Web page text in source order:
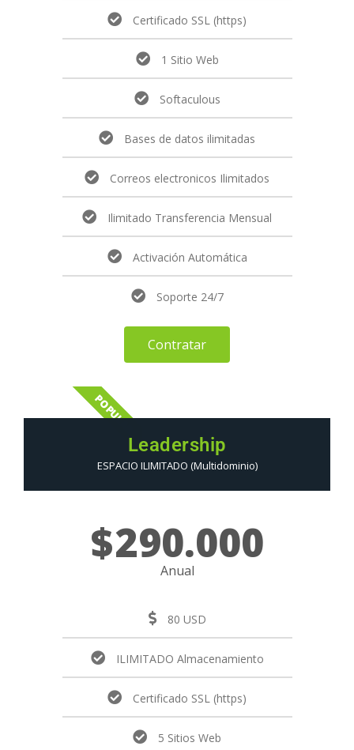
Certificado SSL (https)
1 Sitio Web
Softaculous
Bases de datos ilimitadas
Correos electronicos Ilimitados
Ilimitado Transferencia Mensual
Activación Automática
Soporte 24/7
Contratar
POPULAR
Leadership
ESPACIO ILIMITADO (Multidominio)
$290.000
Anual
80 USD
ILIMITADO Almacenamiento
Certificado SSL (https)
5 Sitios Web